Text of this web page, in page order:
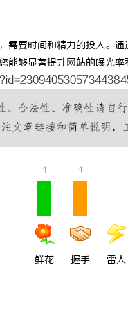
要时间和精力的投入。
够显著提升网站的曝光
1
鲜花
1
握手 雷人